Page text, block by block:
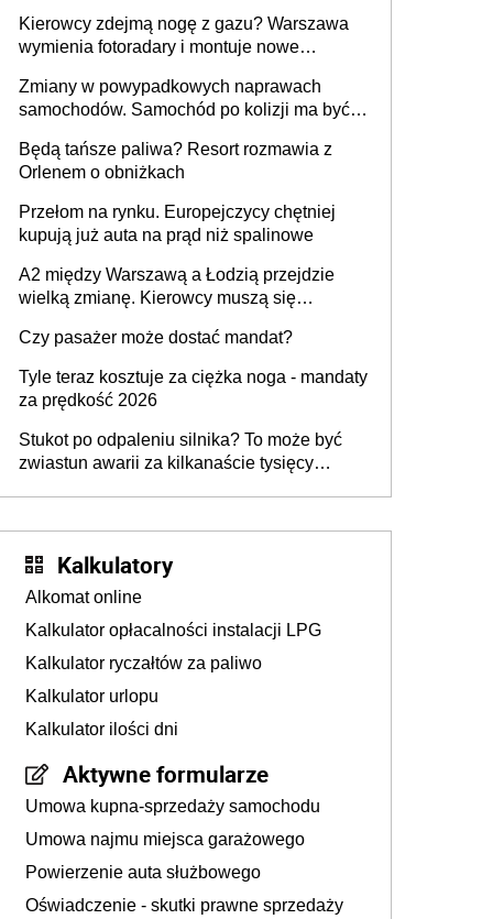
Kierowcy zdejmą nogę z gazu? Warszawa
wymienia fotoradary i montuje nowe
Zmiany w powypadkowych naprawach
samochodów. Samochód po kolizji ma być
technologią producenta
Będą tańsze paliwa? Resort rozmawia z
Orlenem o obniżkach
Przełom na rynku. Europejczycy chętniej
kupują już auta na prąd niż spalinowe
A2 między Warszawą a Łodzią przejdzie
wielką zmianę. Kierowcy muszą się
Czy pasażer może dostać mandat?
Tyle teraz kosztuje za ciężka noga - mandaty
za prędkość 2026
Stukot po odpaleniu silnika? To może być
zwiastun awarii za kilkanaście tysięcy
Kalkulatory
Alkomat online
Kalkulator opłacalności instalacji LPG
Kalkulator ryczałtów za paliwo
Kalkulator urlopu
Kalkulator ilości dni
Aktywne formularze
Umowa kupna-sprzedaży samochodu
Umowa najmu miejsca garażowego
Powierzenie auta służbowego
Oświadczenie - skutki prawne sprzedaży